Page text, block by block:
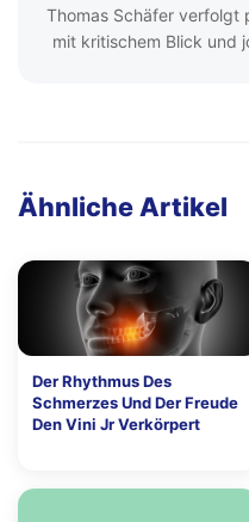
Thomas Schäfer verfolgt
mit kritischem Blick und
Ähnliche Artikel
Der Rhythmus Des
Schmerzes Und Der Freude
Den Vini Jr Verkörpert